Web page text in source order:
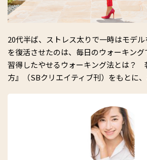
20代半ば、ストレス太りで一時はモデ
を復活させたのは、毎日のウォーキン
習得したやせるウォーキング法とは？
方』（SBクリエイティブ刊）をもとに